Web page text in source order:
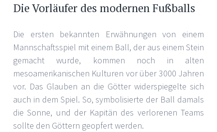
Die Vorläufer des modernen Fußballs
Die ersten bekannten Erwähnungen von einem
Mannschaftsspiel mit einem Ball, der aus einem Stein
gemacht wurde, kommen noch in alten
mesoamerikanischen Kulturen vor über 3000 Jahren
vor. Das Glauben an die Götter widerspiegelte sich
auch in dem Spiel. So, symbolisierte der Ball damals
die Sonne, und der Kapitän des verlorenen Teams
sollte den Göttern geopfert werden.